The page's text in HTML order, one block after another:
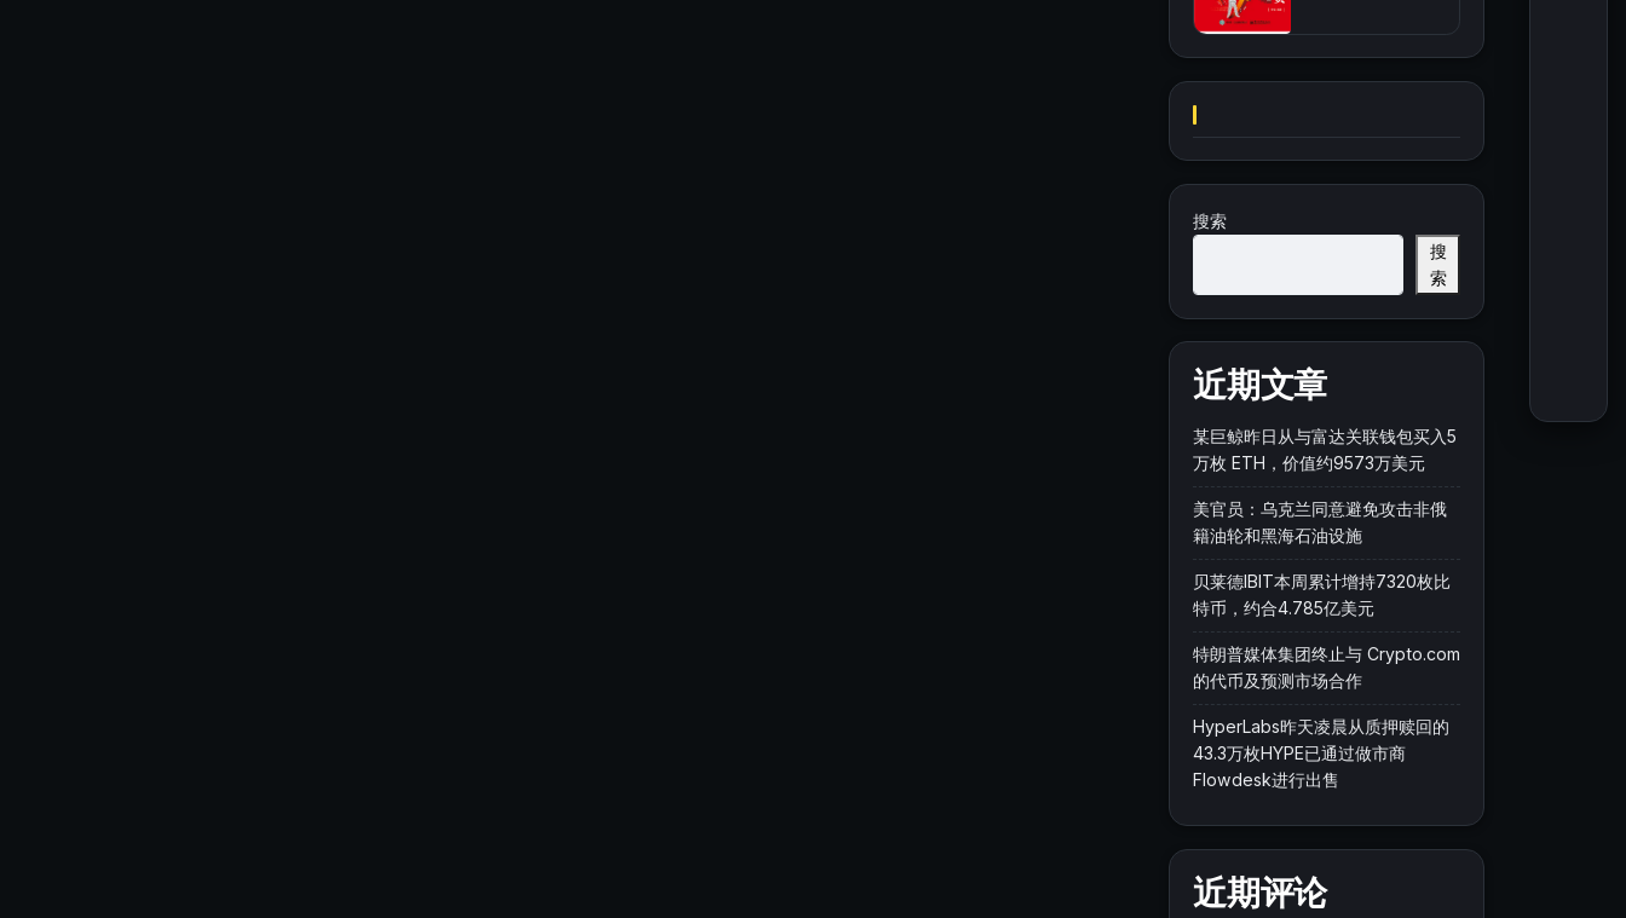
搜索
搜
索
近期文章
某巨鲸昨日从与富达关联钱包买入5
万枚 ETH，价值约9573万美元
美官员：乌克兰同意避免攻击非俄
籍油轮和黑海石油设施
贝莱德IBIT本周累计增持7320枚比
特币，约合4.785亿美元
特朗普媒体集团终止与 Crypto.com
的代币及预测市场合作
HyperLabs昨天凌晨从质押赎回的
43.3万枚HYPE已通过做市商
Flowdesk进行出售
近期评论